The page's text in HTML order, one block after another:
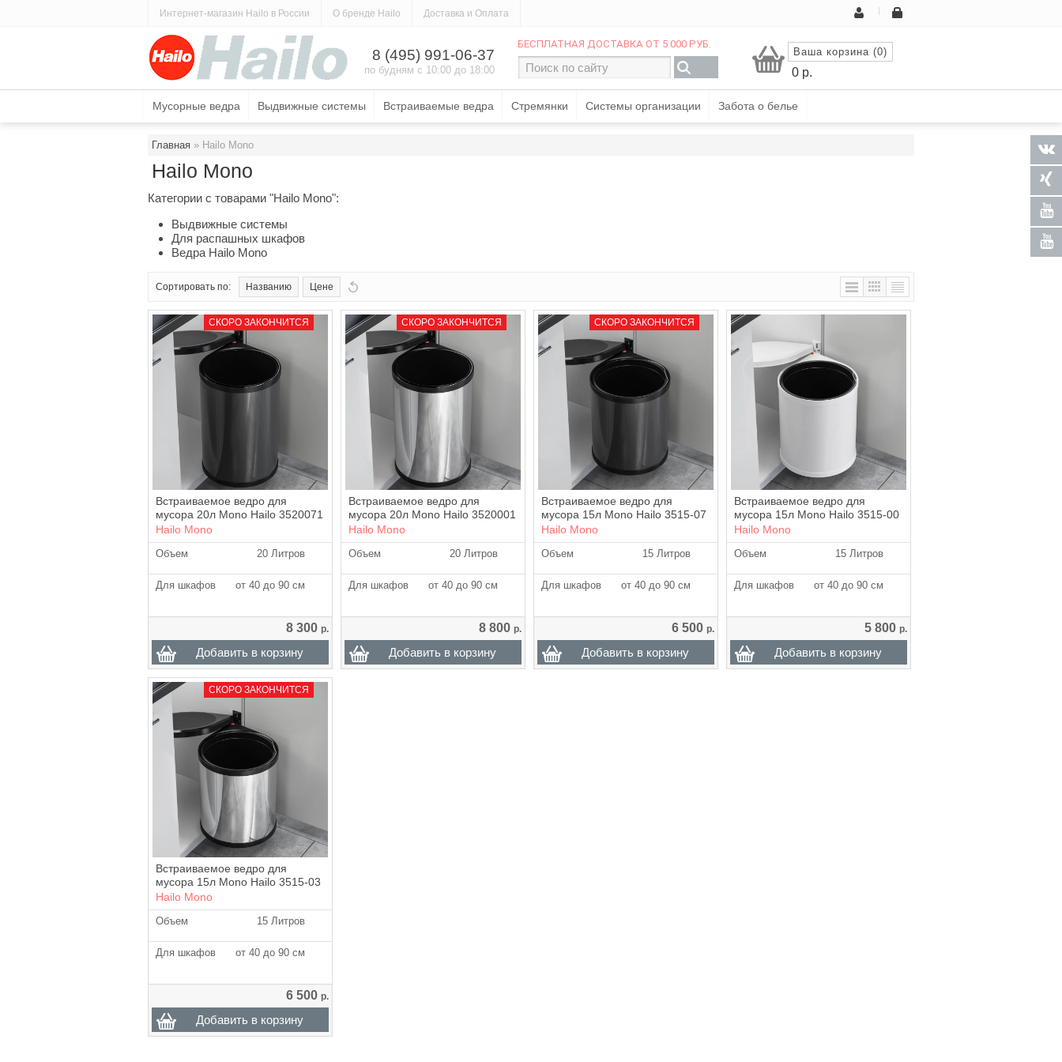
Интернет-магазин Hailo в России О бренде Hailo Доставка и Оплата
8 (495) 991-06-37
по будням с 10:00 до 18:00
Ваша корзина (0)
0 р.
БЕСПЛАТНАЯ ДОСТАВКА ОТ 5 000 РУБ.
КАТАЛОГ ПРОДУКЦИИ О МАГАЗИНЕ СЕРВИС
Мусорные ведра Выдвижные системы Встраиваемые ведра Стремянки Системы организации Забота о белье
Главная » Hailo Mono
Hailo Mono
Категории с товарами "Hailo Mono":
Выдвижные системы
Для распашных шкафов
Ведра Hailo Mono
Сортировать по: Названию
Цене
СКОРО ЗАКОНЧИТСЯ
Встраиваемое ведро для
мусора 20л Mono Hailo 3520071
Hailo Mono
Объем 20 Литров
Для шкафов от 40 до 90 см
8 300 р.
Добавить в корзину
СКОРО ЗАКОНЧИТСЯ
Встраиваемое ведро для
мусора 20л Mono Hailo 3520001
Hailo Mono
Объем 20 Литров
Для шкафов от 40 до 90 см
8 800 р.
Добавить в корзину
СКОРО ЗАКОНЧИТСЯ
Встраиваемое ведро для
мусора 15л Mono Hailo 3515-07
Hailo Mono
Объем 15 Литров
Для шкафов от 40 до 90 см
6 500 р.
Добавить в корзину
Встраиваемое ведро для
мусора 15л Mono Hailo 3515-00
Hailo Mono
Объем 15 Литров
Для шкафов от 40 до 90 см
5 800 р.
Добавить в корзину
СКОРО ЗАКОНЧИТСЯ
Встраиваемое ведро для
мусора 15л Mono Hailo 3515-03
Hailo Mono
Объем 15 Литров
Для шкафов от 40 до 90 см
6 500 р.
Добавить в корзину